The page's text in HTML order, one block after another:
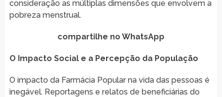
consideração as múltiplas dimensões que envolvem a
pobreza menstrual.
compartilhe no WhatsApp
O Impacto Social e a Percepção da População
O impacto da Farmácia Popular na vida das pessoas é
inegável. Reportagens e relatos de beneficiárias do